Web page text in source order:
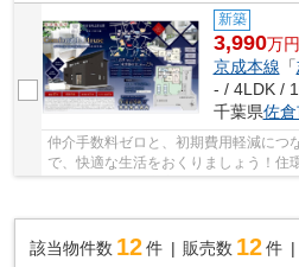
新築
3,990万円
京成本線 「
- / 4LDK /
千葉県佐
仲介手数料ゼロと、初期費用軽減につ
で、快適な生活をおくりましょう！住
該当物件数 12件 販売数 12 件